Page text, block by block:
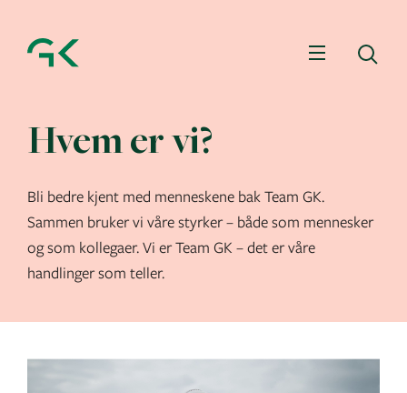
Meny
Hvem er vi?
Bli bedre kjent med menneskene bak Team GK.
Sammen bruker vi våre styrker – både som mennesker
og som kollegaer. Vi er Team GK – det er våre
handlinger som teller.